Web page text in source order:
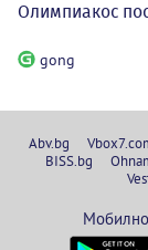
Олимпиакос
gong
Abv.bg
BISS.bg